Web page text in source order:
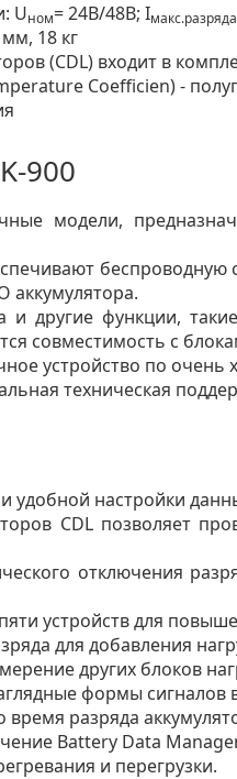
Uном= 24В/48В; Iмакс.разряда
18 кг
(CDL) входит в
Coefficien) -
900
модели,
и другие функции,
совместимость с
устройство по очень
техническая
удобной настройки
CDL позволяет
отключения
устройств для
для добавления
других блоков
формы
время разряда
Battery Data
и перегрузки.